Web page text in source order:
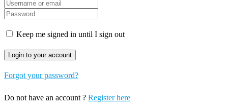
Keep me signed in until I sign out
Forgot your password?
Do not have an account ? Register here